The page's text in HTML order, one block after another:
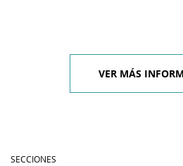
VER MÁS
SECCIONES